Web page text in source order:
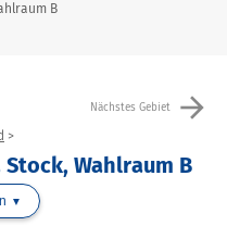
B
Nächstes Gebiet arrow_forward
Stock, Wahlraum B